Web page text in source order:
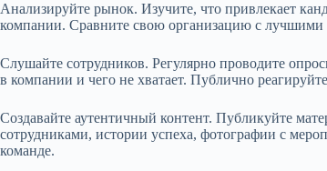
Анализируйте рынок. Изучите, что привлекает
компании. Сравните свою организацию с лучшими
Слушайте сотрудников. Регулярно проводите
в компании и чего не хватает. Публично
Создавайте аутентичный контент. Публикуйте
сотрудниками, истории успеха, фотографии с
команде.